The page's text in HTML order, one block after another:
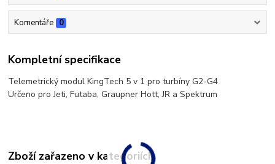
Komentáře 0
Kompletní specifikace
Telemetrický modul KingTech 5 v 1 pro turbíny G2-G4
Určeno pro Jeti, Futaba, Graupner Hott, JR a Spektrum
Zboží zařazeno v kategoriích